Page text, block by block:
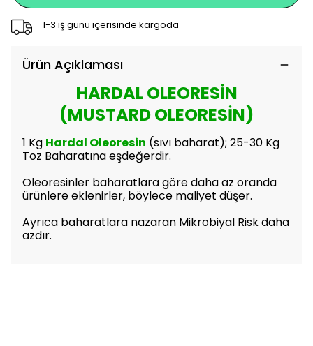
1-3 iş günü içerisinde kargoda
Ürün Açıklaması
HARDAL OLEORESİN
(MUSTARD OLEORESİN)
1 Kg Hardal Oleoresin (sıvı baharat); 25-30 Kg
Toz Baharatına eşdeğerdir.
Oleoresinler baharatlara göre daha az oranda
ürünlere eklenirler, böylece maliyet düşer.
Ayrıca baharatlara nazaran Mikrobiyal Risk daha
azdır.